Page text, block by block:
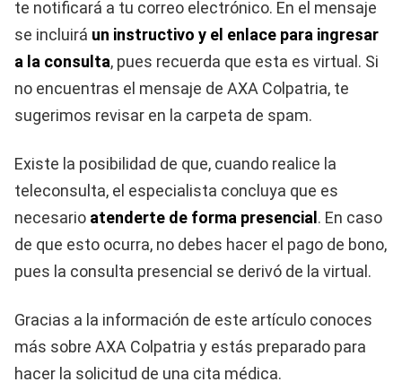
te notificará a tu correo electrónico. En el mensaje
se incluirá un instructivo y el enlace para ingresar
a la consulta, pues recuerda que esta es virtual. Si
no encuentras el mensaje de AXA Colpatria, te
sugerimos revisar en la carpeta de spam.
Existe la posibilidad de que, cuando realice la
teleconsulta, el especialista concluya que es
necesario atenderte de forma presencial . En caso
de que esto ocurra, no debes hacer el pago de bono,
pues la consulta presencial se derivó de la virtual.
Gracias a la información de este artículo conoces
más sobre AXA Colpatria y estás preparado para
hacer la solicitud de una cita médica.